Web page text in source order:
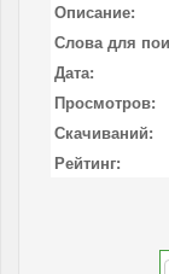
Описание:
Слова для
Дата:
Просмотров:
Скачиваний:
Рейтинг: